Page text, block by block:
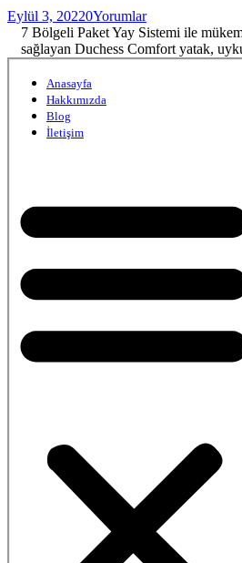
Eylül 3, 20220Yorumlar
7 Bölgeli Paket Yay Sistemi ile
sağlayan Duchess Comfort yatak,
Anasayfa
Hakkımızda
Blog
İletişim